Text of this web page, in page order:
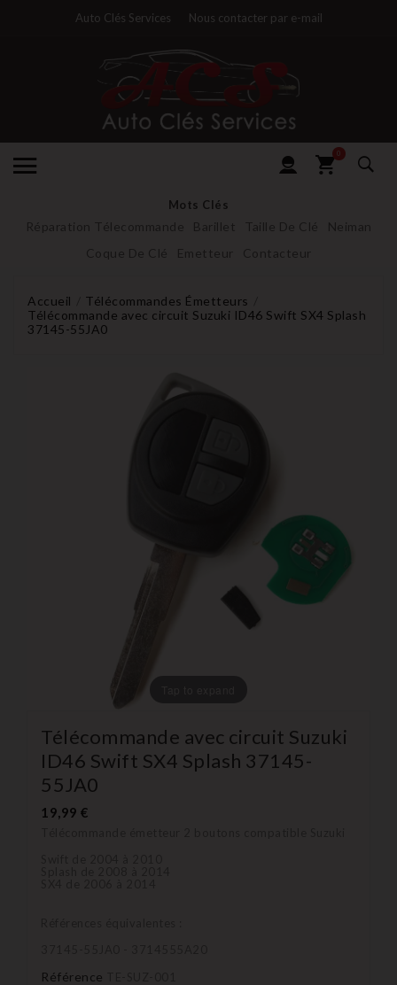
Auto Clés Services Nous contacter par e-mail
0
Mots Clés
Réparation Télecommande Barillet Taille De Clé
Neiman
Coque De Clé
Emetteur Contacteur
Accueil
Télécommandes Émetteurs
Télécommande avec circuit Suzuki ID46 Swift SX4 Splash
37145-55JA0
Télécommande avec circuit Suzuki
ID46 Swift SX4 Splash 37145-
55JA0
19,99 €
Référence